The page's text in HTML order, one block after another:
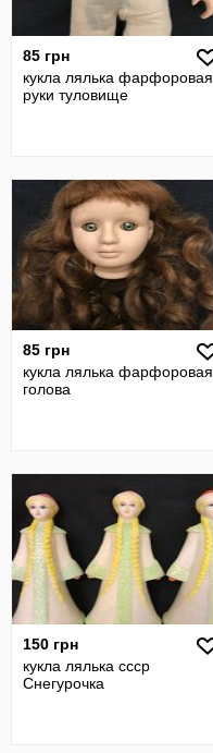
85 грн
кукла лялька фарфоровая
руки туловище
85 грн
кукла лялька фарфоровая
голова
150 грн
кукла лялька ссср
Снегурочка